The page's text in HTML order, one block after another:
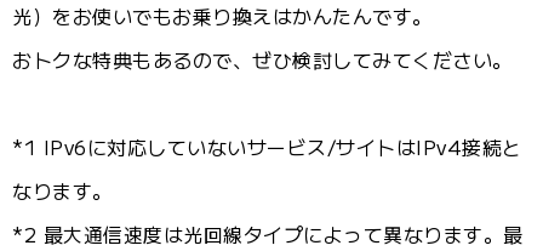
光）をお使いでもお乗り換えはかんたんです。
おトクな特典もあるので、ぜひ検討してみてください。
*1 IPv6に対応していないサービス/サイトはIPv4接続と
なります。
*2 最大通信速度は光回線タイプによって異なります。最